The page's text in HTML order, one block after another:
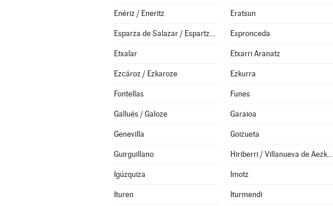
Enériz / Eneritz Eratsun
Esparza de Salazar / Espartza Zaraitzu Espronceda
Etxalar Etxarri Aranatz
Ezcároz / Ezkaroze Ezkurra
Fontellas Funes
Gallués / Galoze Garaioa
Genevilla Goizueta
Guirguillano Hiriberri / Villanueva de Aezkoa
Igúzquiza Imotz
Ituren Iturmendi